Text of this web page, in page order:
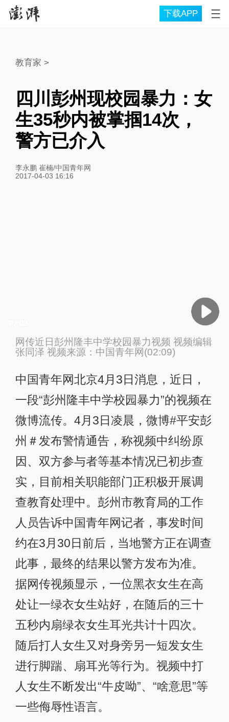
下载APP
教育家 >
四川彭州现校园暴力：女
生35秒内被掌掴14次，
警方已介入
李永鹏 崔楠/中国青年网
2017-04-03 16:16
网传近日彭州隆丰中学校园暴力视频 视频编辑
张同泽 视频来源：中国青年网(02:09)
中国青年网北京4月3日消息，近日，
一段“彭州隆丰中学校园暴力”的视频在
微博流传。4月3日凌晨，微博#平安彭
州＃发布警情通告，称视频中纠纷原
因、双方参与者等基本情况已初步查
实，目前相关职能部门正积极开展调
查教育处理中。彭州市教育局的工作
人员告诉中国青年网记者，事发时间
约在3月30日前后，当地警方正在调查
此事，最终的结果以警方发布为准。
据网传视频显示，一位黑衣女生在高
处让一绿衣女生站好，在随后的三十
五秒内扇绿衣女生耳光共计十四次。
随后打人女生又对身旁另一短发女生
进行脚踹、扇耳光等行为。视频中打
人女生不断发出“牛皮呦”、“啥意思”等
一些侮辱性语言。